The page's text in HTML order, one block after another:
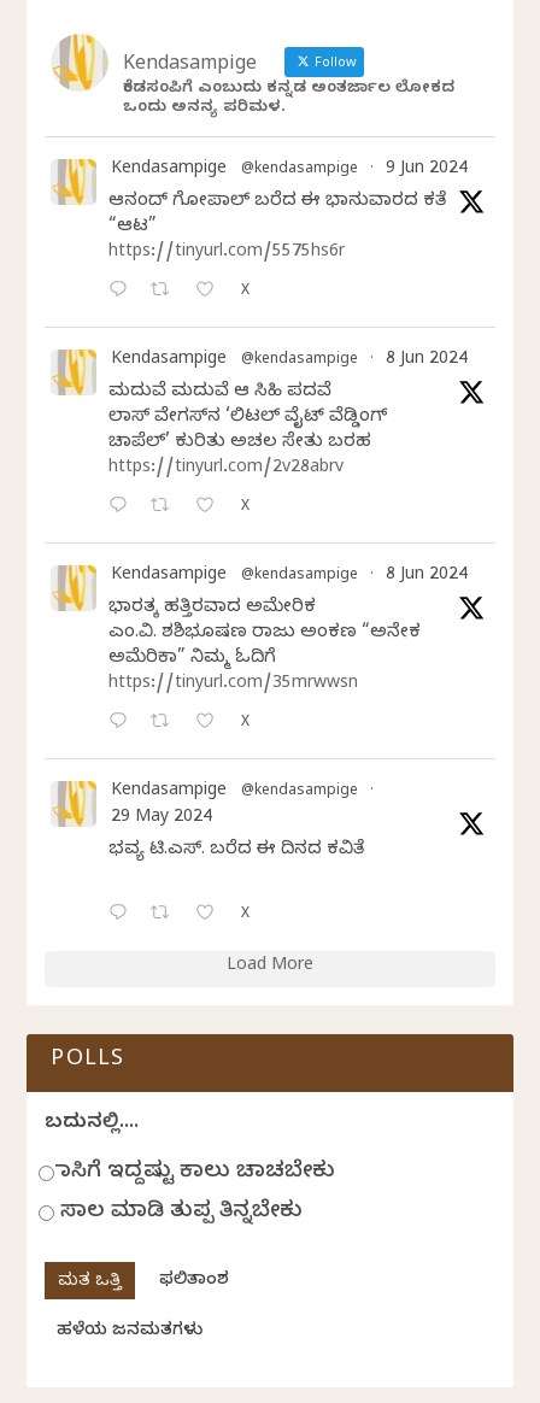
Kendasampige Follow
ಕೆಂಡಸಂಪಿಗೆ ಎಂಬುದು ಕನ್ನಡ ಅಂತರ್ಜಾಲ ಲೋಕದ
ಒಂದು ಅನನ್ಯ ಪರಿಮಳ.
Kendasampige @kendasampige · 9 Jun 2024
ಆನಂದ್‌ ಗೋಪಾಲ್‌ ಬರೆದ ಈ ಭಾನುವಾರದ ಕತೆ
“ಆಟ”
https://tinyurl.com/5575hs6r
X
Kendasampige @kendasampige · 8 Jun 2024
ಮದುವೆ ಮದುವೆ ಆ ಸಿಹಿ ಪದವೆ
ಲಾಸ್‌ ವೇಗಸ್‌ನ ‘ಲಿಟಲ್ ವೈಟ್ ವೆಡ್ಡಿಂಗ್
ಚಾಪೆಲ್’ ಕುರಿತು ಅಚಲ ಸೇತು ಬರಹ
https://tinyurl.com/2v28abrv
X
Kendasampige @kendasampige · 8 Jun 2024
ಭಾರತಕ್ಕೆ ಹತ್ತಿರವಾದ ಅಮೇರಿಕ
ಎಂ.ವಿ. ಶಶಿಭೂಷಣ ರಾಜು ಅಂಕಣ “ಅನೇಕ
ಅಮೆರಿಕಾ” ನಿಮ್ಮ ಓದಿಗೆ
https://tinyurl.com/35mrwwsn
X
Kendasampige @kendasampige ·
29 May 2024
ಭವ್ಯ ಟಿ.ಎಸ್. ಬರೆದ ಈ ದಿನದ ಕವಿತೆ
X
Load More
POLLS
ಬದುಕಿನಲ್ಲಿ....
ಹಾಸಿಗೆ ಇದ್ದಷ್ಟು ಕಾಲು ಚಾಚಬೇಕು
ಸಾಲ ಮಾಡಿ ತುಪ್ಪ ತಿನ್ನಬೇಕು
ಫಲಿತಾಂಶ
ಹಳೆಯ ಜನಮತಗಳು